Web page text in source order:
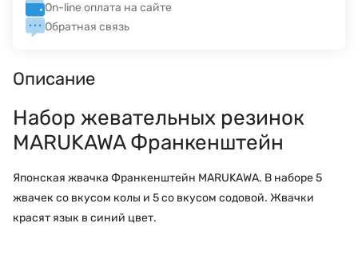
On-line оплата на сайте
Обратная связь
Описание
Набор жевательных резинок
MARUKAWA Франкенштейн
Японская жвачка Франкенштейн MARUKAWA. В наборе 5
жвачек со вкусом колы и 5 со вкусом содовой. Жвачки
красят язык в синий цвет.